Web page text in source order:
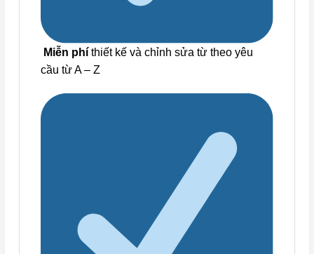
Miễn phí thiết kế và chỉnh sửa từ theo yêu
cầu từ A – Z